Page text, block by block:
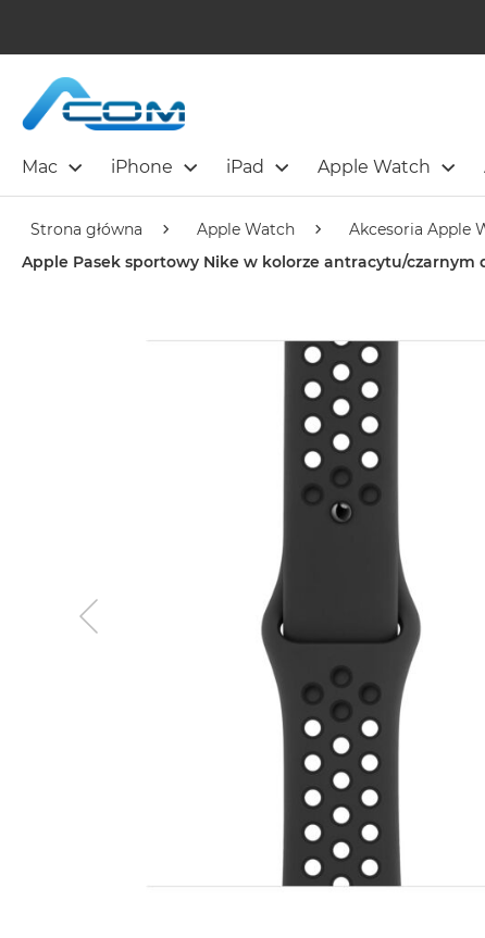
Mac iPhone iPad Apple Watch
Strona główna Apple Watch Akcesoria Apple
Apple Pasek sportowy Nike w kolorze antracytu/